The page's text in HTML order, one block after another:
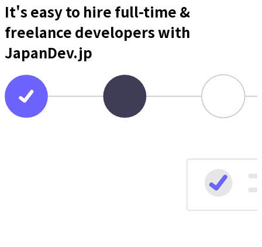
It's easy to hire full-time &
freelance developerswith
JapanDev.jp